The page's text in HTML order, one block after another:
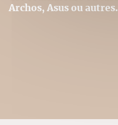
Archos, Asus ou autres.